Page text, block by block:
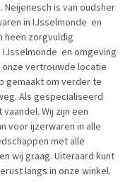
Neijenesch is van oudsher
in IJsselmonde en
heen zorgvuldig
en omgeving
onze vertrouwde locatie
gemaakt om verder te
Als gespecialiseerd
Wij zijn een
voor ijzerwaren in alle
met alle
wij graag. Uiteraard kunt
langs in onze winkel.